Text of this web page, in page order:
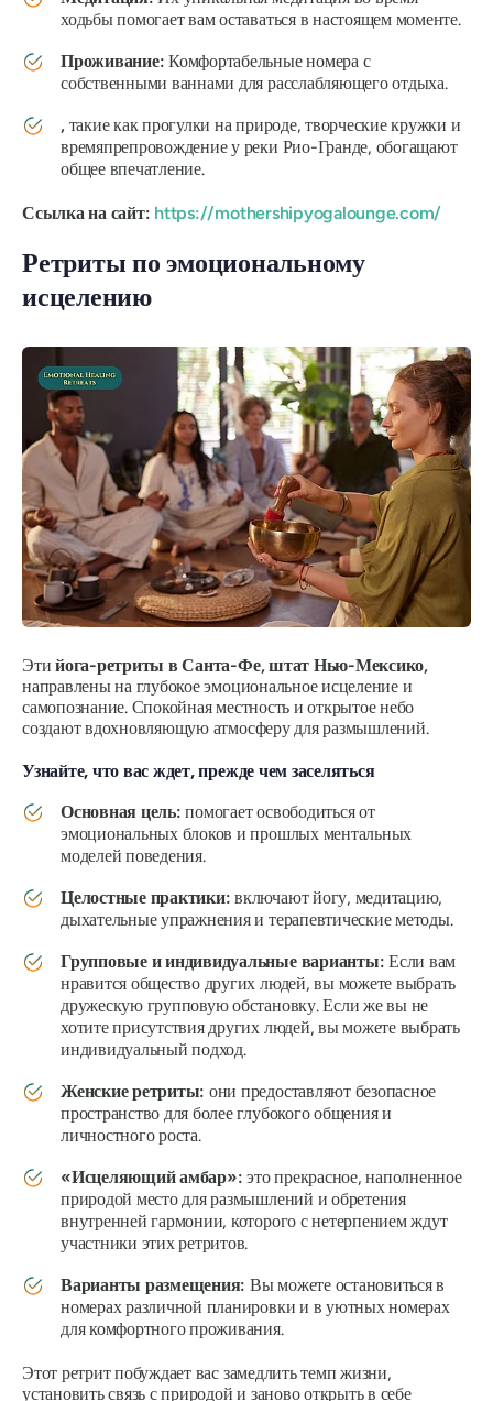
ходьбы помогает вам оставаться в настоящем моменте.
Проживание: Комфортабельные номера с
собственными ваннами для расслабляющего отдыха.
,такие как прогулки на природе, творческие кружки и
времяпрепровождение у реки Рио-Гранде, обогащают
общее впечатление.
Ссылка на сайт: https://mothershipyogalounge.com/
Ретриты по эмоциональному
исцелению
Этийога-ретриты в Санта-Фе, штат Нью-Мексико,
направлены на глубокое эмоциональное исцеление и
самопознание. Спокойная местность и открытое небо
создают вдохновляющую атмосферу для размышлений.
Узнайте, что вас ждет, прежде чем заселяться
Основная цель: помогает освободиться от
эмоциональных блоков и прошлых ментальных
моделей поведения.
Целостные практики: включают йогу, медитацию,
дыхательные упражнения и терапевтические методы.
Групповые и индивидуальные варианты: Если вам
нравится общество других людей, вы можете выбрать
дружескую групповую обстановку. Если же вы не
хотите присутствия других людей, вы можете выбрать
индивидуальный подход.
Женские ретриты: они предоставляют безопасное
пространство для более глубокого общения и
личностного роста.
«Исцеляющий амбар»: это прекрасное, наполненное
природой место для размышлений и обретения
внутренней гармонии, которого с нетерпением ждут
участники этих ретритов.
Варианты размещения: Вы можете остановиться в
номерах различной планировки и в уютных номерах
для комфортного проживания.
Этот ретрит побуждает вас замедлить темп жизни,
установить связь с природой и заново открыть в себе